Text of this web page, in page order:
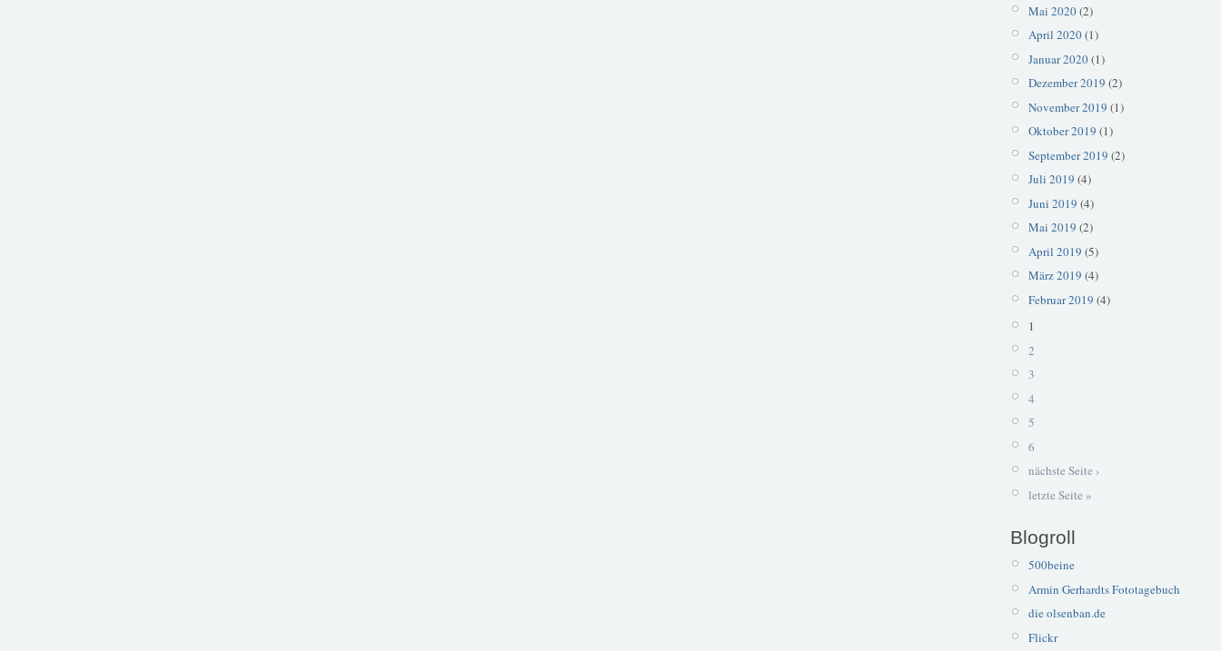
Mai 2020(2)
April 2020(1)
Januar 2020(1)
Dezember 2019 (2)
November 2019 (1)
Oktober 2019 (1)
September 2019 (2)
Juli 2019 (4)
Juni 2019 (4)
Mai 2019 (2)
April 2019 (5)
März 2019 (4)
Februar 2019 (4)
1
2
3
4
5
6
nächste Seite ›
letzte Seite »
Blogroll
500beine
Armin Gerhardts Fototagebuch
die olsenban.de
Flickr